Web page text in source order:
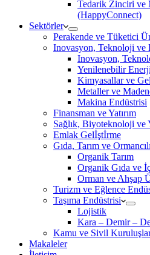
Tedarik Zinciri ve
(HappyConnect)
Sektörler
Perakende ve Tüketici
Inovasyon, Teknoloji ve
Inovasyon,
Yenilenebilir Enerji
Kimyasallar ve
Metaller ve
Makina Endüstrisi
Finansman ve Yatırım
Sağlık, Biyoteknoloji ve
Emlak Gelİştİrme
Gıda, Tarım ve
Organik Tarım
Organik Gıda ve
Orman ve Ahşap
Turizm ve Eğlence
Taşıma Endüstrisi
Lojistik
Kara – Demir –
Kamu ve Sivil
Makaleler